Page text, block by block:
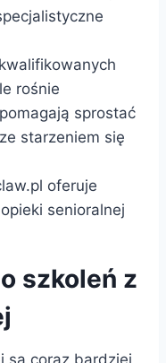
rośnie
sprostać
starzeniem się
oferuje
senioralnej
szkoleń z